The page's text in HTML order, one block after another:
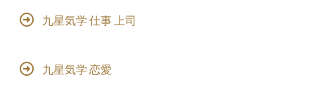
九星気学 仕事 上司
九星気学 恋愛